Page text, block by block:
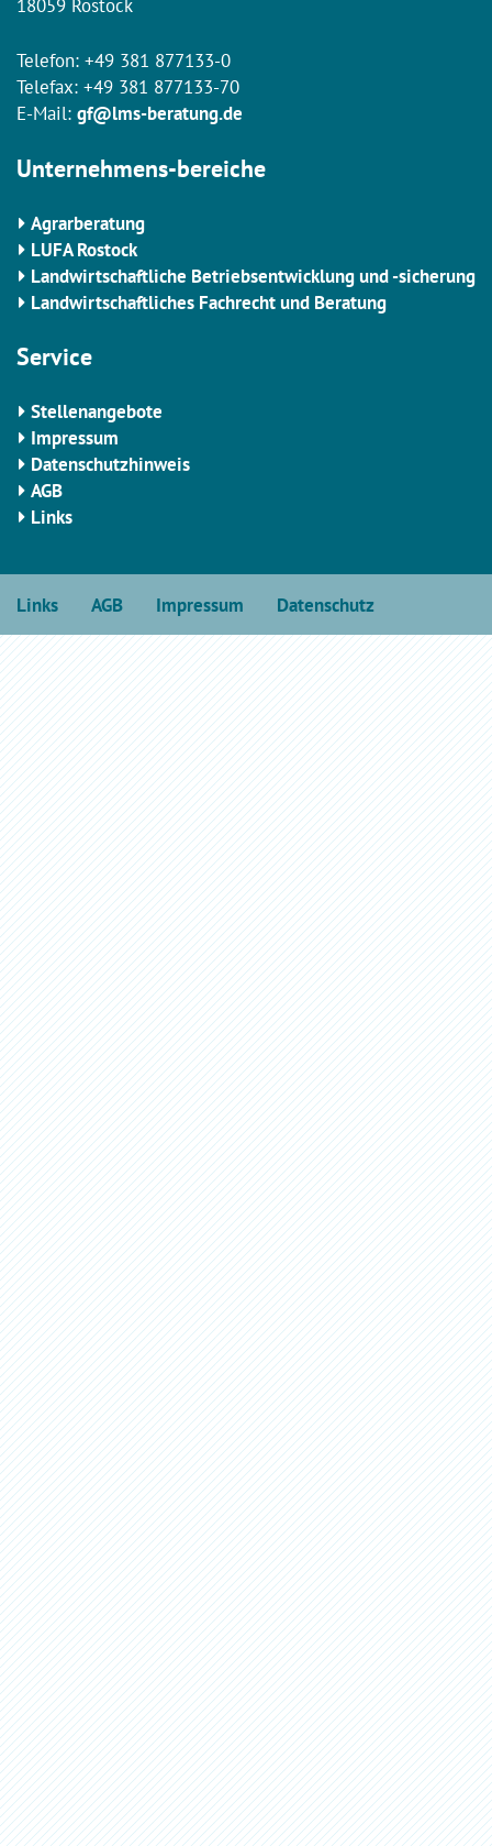
18059 Rostock
Telefon: +49 381 877133-0
Telefax: +49 381 877133-70
E-Mail: gf@lms-beratung.de
Unternehmens-bereiche
Agrarberatung
LUFA Rostock
Landwirtschaftliche Betriebsentwicklung und -sicherung
Landwirtschaftliches Fachrecht und Beratung
Service
Stellenangebote
Impressum
Datenschutzhinweis
AGB
Links
Links AGB Impressum Datenschutz